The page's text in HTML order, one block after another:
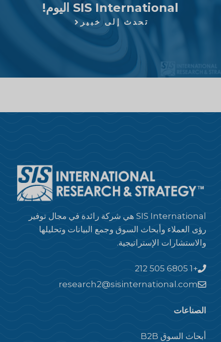
SIS International اليوم!
تحدث إلى خبير
SIS International هي شركة رائدة في مجال توفير
رؤى العملاء وأبحاث السوق وجمع البيانات وتحليلها
والاستشارات الإستراتيجية.
+1 212 505 6805
research2@sisinternational.com
الصناعات
أبحاث السوق B2B